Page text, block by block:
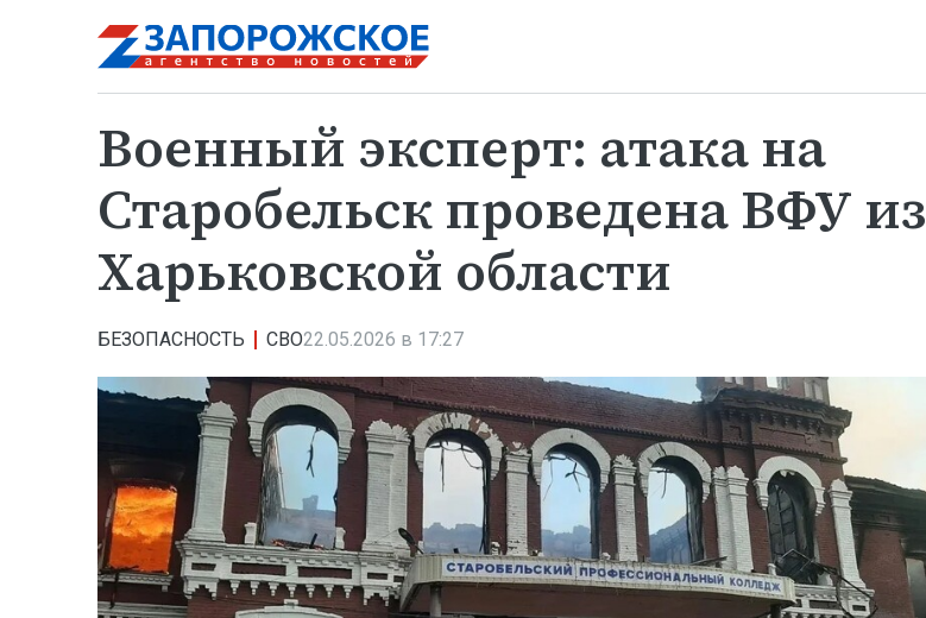
Военный эксперт: атака на
Старобельск проведена ВФУ из
Харьковской области
БЕЗОПАСНОСТЬ СВО22.05.2026 в 17:27